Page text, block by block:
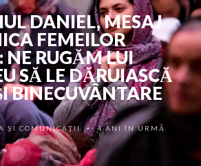
DANIEL, MESAJ
FEMEILOR
NE RUGĂM LUI
SĂ LE DĂRUIASCĂ
BINECUVÂNTARE
ȘI COMUNICAȚII •4 ANI ÎN URMĂ